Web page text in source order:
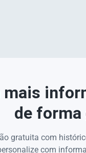
mais
de
gratuita com
com